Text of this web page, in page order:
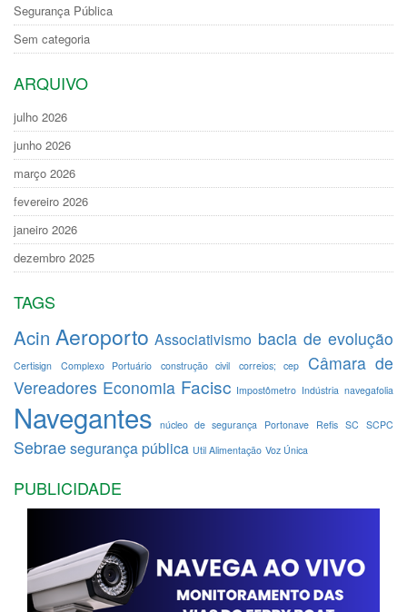
Segurança Pública
Sem categoria
ARQUIVO
julho 2026
junho 2026
março 2026
fevereiro 2026
janeiro 2026
dezembro 2025
TAGS
Acin Aeroporto Associativismo bacia de evolução
Certisign Complexo Portuário construção civil correios; cep
Câmara de
Vereadores Economia Facisc Impostômetro Indústria navegafolia
Navegantes núcleo de segurança Portonave Refis SC SCPC
Sebrae segurança pública Util Alimentação Voz Única
PUBLICIDADE